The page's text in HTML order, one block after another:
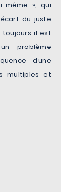
même », qui
du juste
toujours il est
problème
d’une
multiples et